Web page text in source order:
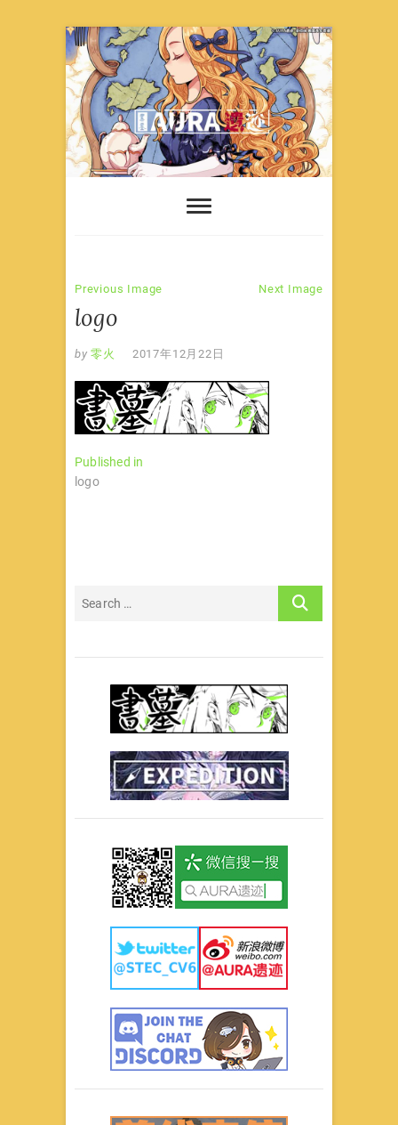
Skip
to
content
Previous Image Next Image
logo
by 零火 2017年12月22日
文
章
Published in
logo